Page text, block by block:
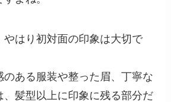
やはり初対面の印象は大切で
のある服装や整った眉、丁寧な
、髪型以上に印象に残る部分だ